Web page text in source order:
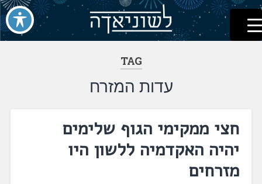
דלג
לתוכן
לשוניאדה
עברית. לשון. שפה
TAG
עדות המזרח
חצי ממקימי הגוף שלימים
יהיה האקדמיה ללשון היו
מזרחים